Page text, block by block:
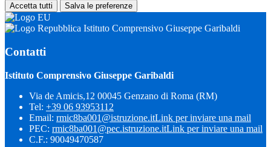
Accetta tutti Salva le preferenze
Istituto Comprensivo Giuseppe Garibaldi
Contatti
Istituto Comprensivo Giuseppe Garibaldi
Via de Amicis,12 00045 Genzano di Roma (RM)
Tel: +39 06 93953112
Email: rmic8ba001@istruzione.itLink per inviare una mail
PEC: rmic8ba001@pec.istruzione.itLink per inviare una mail
C.F.: 90049470587